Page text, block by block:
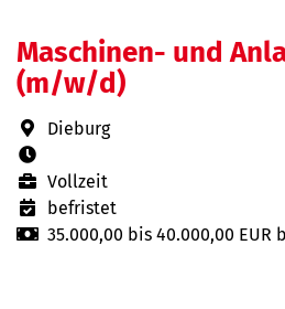
Maschinen- und
(m/w/d)
Dieburg
Vollzeit
befristet
35.000,00 bis 40.000,00 EUR